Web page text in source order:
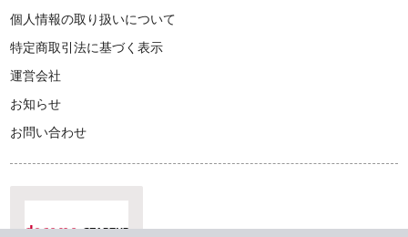
個人情報の取り扱いについて
特定商取引法に基づく表示
運営会社
お知らせ
お問い合わせ